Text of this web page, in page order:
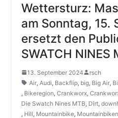
Wettersturz:
am Sonntag, 15.
ersetzt den
SWATCH NINES
13. September 2024
rsch
Air, Audi, Backflip, big, Big Air,
, Bikeregion, Crankworx,
Die Swatch Nines MTB, Dirt,
, Hill, Mountainbike, Mountainbiken